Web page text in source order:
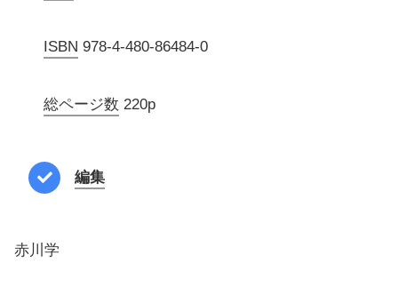
ISBN 978-4-480-86484-0
総ページ数 220p
編集
赤川学